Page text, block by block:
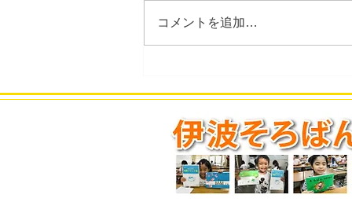
を更新しました。
コメントを追加…